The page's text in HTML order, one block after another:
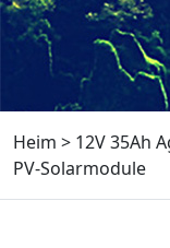
Heim > 12V 35Ah
PV-Solarmodule